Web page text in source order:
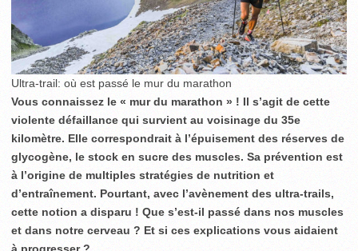
Ultra-trail: où est passé le mur du marathon
Vous connaissez le « mur du marathon » ! Il s’agit de cette
violente défaillance qui survient au voisinage du 35e
kilomètre. Elle correspondrait à l’épuisement des réserves de
glycogène, le stock en sucre des muscles. Sa prévention est
à l’origine de multiples stratégies de nutrition et
d’entraînement. Pourtant, avec l’avènement des ultra-trails,
cette notion a disparu ! Que s’est-il passé dans nos muscles
et dans notre cerveau ? Et si ces explications vous aidaient